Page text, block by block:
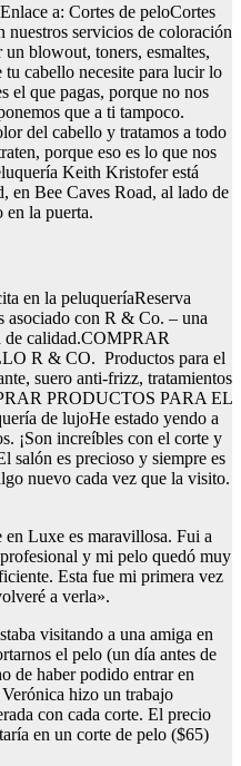
a: Cortes de peloCortes
nuestros servicios de coloración
blowout, toners, esmaltes,
cabello necesite para lucir lo
que pagas, porque no nos
que a ti tampoco.
del cabello y tratamos a todo
porque eso es lo que nos
Keith Kristofer está
en Bee Caves Road, al lado de
en la puerta.
en la peluqueríaReserva
asociado con R & Co. – una
de calidad.COMPRAR
R & CO. Productos para el
suero anti-frizz, tratamientos
PRODUCTOS PARA EL
de lujoHe estado yendo a
¡Son increíbles con el corte y
salón es precioso y siempre es
nuevo cada vez que la visito.
Luxe es maravillosa. Fui a
y mi pelo quedó muy
Esta fue mi primera vez
a verla».
visitando a una amiga en
el pelo (un día antes de
de haber podido entrar en
hizo un trabajo
con cada corte. El precio
en un corte de pelo ($65)